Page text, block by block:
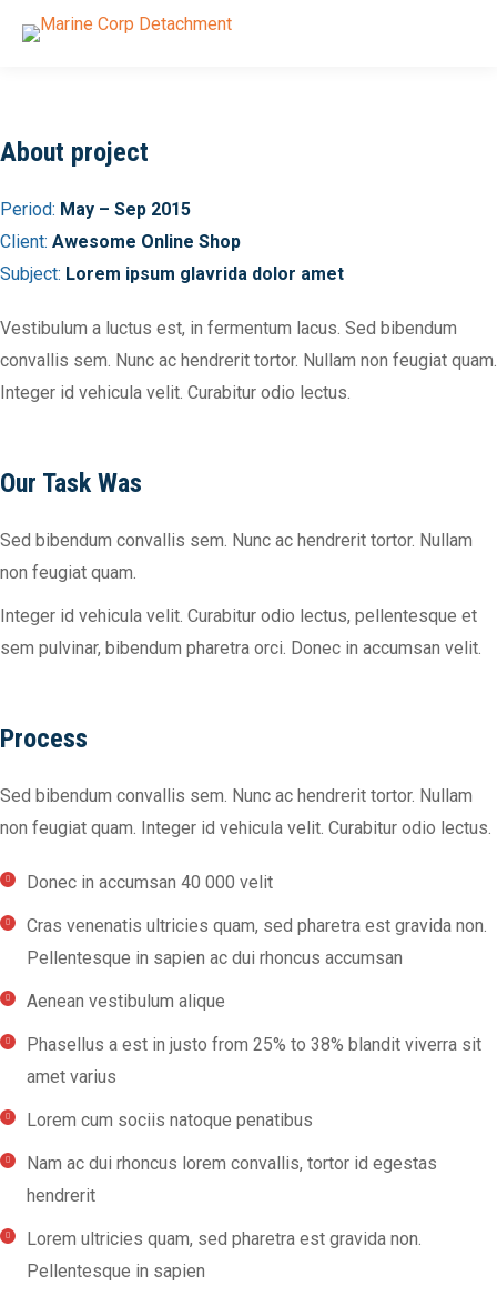
About project
Period: May – Sep 2015
Client: Awesome Online Shop
Subject: Lorem ipsum glavrida dolor amet
Vestibulum a luctus est, in fermentum lacus. Sed bibendum
convallis sem. Nunc ac hendrerit tortor. Nullam non feugiat quam.
Integer id vehicula velit. Curabitur odio lectus.
Our Task Was
Sed bibendum convallis sem. Nunc ac hendrerit tortor. Nullam
non feugiat quam.
Integer id vehicula velit. Curabitur odio lectus, pellentesque et
sem pulvinar, bibendum pharetra orci. Donec in accumsan velit.
Process
Sed bibendum convallis sem. Nunc ac hendrerit tortor. Nullam
non feugiat quam. Integer id vehicula velit. Curabitur odio lectus.
Donec in accumsan 40 000 velit
Cras venenatis ultricies quam, sed pharetra est gravida non.
Pellentesque in sapien ac dui rhoncus accumsan
Aenean vestibulum alique
Phasellus a est in justo from 25% to 38% blandit viverra sit
amet varius
Lorem cum sociis natoque penatibus
Nam ac dui rhoncus lorem convallis, tortor id egestas
hendrerit
Lorem ultricies quam, sed pharetra est gravida non.
Pellentesque in sapien